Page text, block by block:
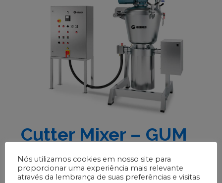
Cutter Mixer – GUM
Leia Mais
Nós utilizamos cookies em nosso site para
proporcionar uma experiência mais relevante
através da lembrança de suas preferências e visitas